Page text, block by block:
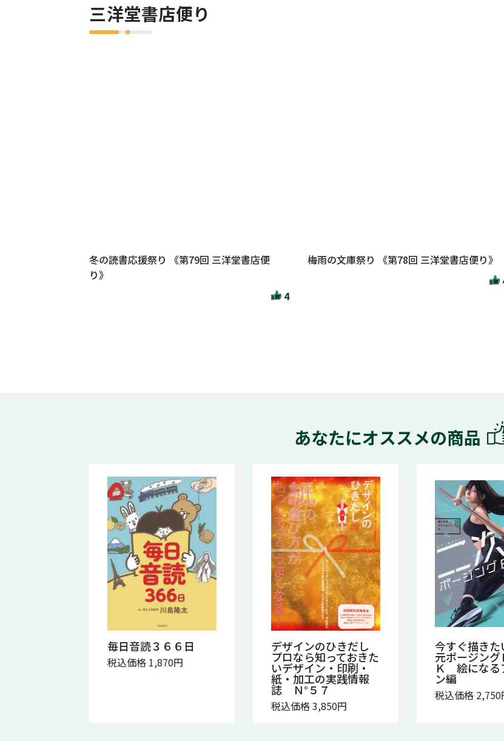
三洋堂書店便り
冬の読書応援祭り 《第79回 三洋堂書店便
り》
4
梅雨の文庫祭り 《第78回 三洋堂書店便り》
あなたにオススメの商品
毎日音読３６６日
税込価格 1,870円
デザインのひきだし
プロなら知っておきた
いデザイン・印刷・
紙・加工の実践情報
誌 Ｎ°５７
税込価格 3,850円
今すぐ描きた
元ポージング
Ｋ 絵になる
ン編
税込価格 2,750